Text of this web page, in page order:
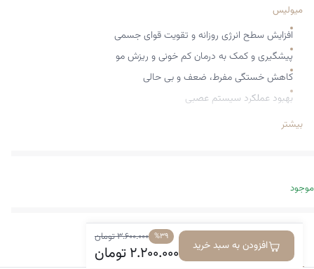
میولیس
افزایش سطح انرژی روزانه و تقویت قوای جسمی
پیشگیری و کمک به درمان کم خونی و ریزش مو
کاهش خستگی مفرط، ضعف و بی حالی
بهبود عملکرد سیستم عصبی
حاوی 8 ویتامین گروه B
حفظ متابولیسم طبیعی و سلامت عمومی بدن
ساخت کشور آلمان
بیشتر
موجود
%۳۹ ۳.۶۰۰.۰۰۰تومان
۲.۲۰۰.۰۰۰تومان افزودن به سبد خریدمعرفی کالا دیدگاه‌ها